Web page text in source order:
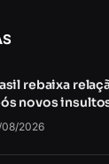
rebaixa
novos
2026